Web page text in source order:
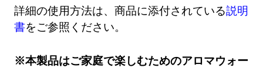
詳細の使用方法は、商品に添付されている説明
書をご参照ください。
※本製品はご家庭で楽しむためのアロマウォー